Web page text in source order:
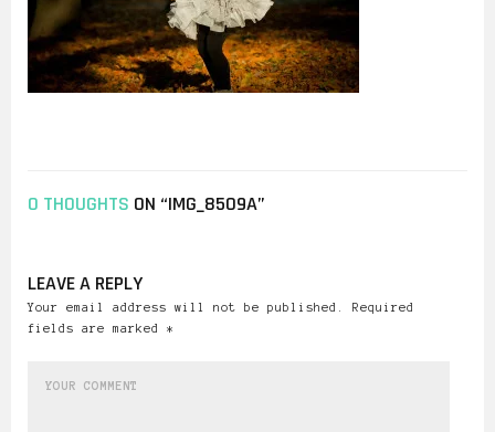
0 THOUGHTS ON “IMG_8509A”
LEAVE A REPLY
Your email address will not be published. Required
fields are marked *